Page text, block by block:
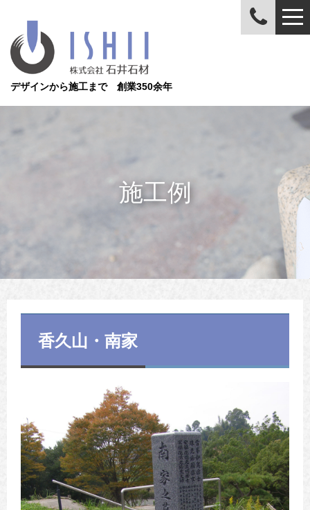
デザインから施工まで 創業350余年
施工例
香久山・南家